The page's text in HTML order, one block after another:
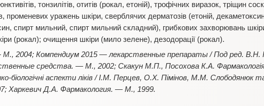
тонзилітів, отитів (рокал, етоній), трофічних виразок, тріщин
променевих уражень шкіри, сверблячих дерматозів (етоній,
спирт мильний, спирт мильний складний), грибкових захворювань
(рокал); очищення шкіри (мило зелене), дезодорації (рокал).
2004; Компендиум 2015 — лекарственные препараты / Под ред. В.Н.
средства. — М., 2002; Скакун М.П., Посохова К.А.
біологічні аспекти ліків / І.М. Перцев, О.Х. Пімінов, М.М. Слободянюк
Харкевич Д.А. Фармакология. — М., 1999.